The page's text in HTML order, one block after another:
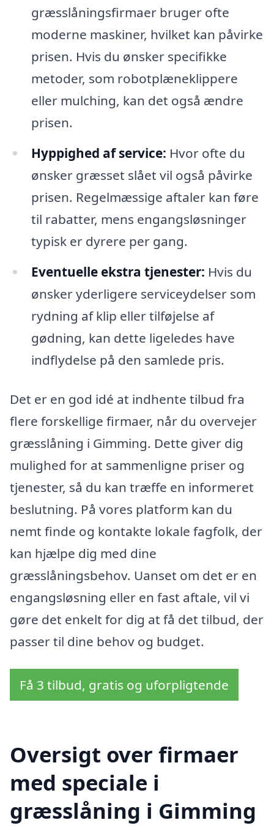
græsslåningsfirmaer bruger ofte
moderne maskiner, hvilket kan påvirke
prisen. Hvis du ønsker specifikke
metoder, som robotplæneklippere
eller mulching, kan det også ændre
prisen.
Hyppighed af service: Hvor ofte du
ønsker græsset slået vil også påvirke
prisen. Regelmæssige aftaler kan føre
til rabatter, mens engangsløsninger
typisk er dyrere per gang.
Eventuelle ekstra tjenester: Hvis du
ønsker yderligere serviceydelser som
rydning af klip eller tilføjelse af
gødning, kan dette ligeledes have
indflydelse på den samlede pris.
Det er en god idé at indhente tilbud fra
flere forskellige firmaer, når du overvejer
græsslåning i Gimming. Dette giver dig
mulighed for at sammenligne priser og
tjenester, så du kan træffe en informeret
beslutning. På vores platform kan du
nemt finde og kontakte lokale fagfolk, der
kan hjælpe dig med dine
græsslåningsbehov. Uanset om det er en
engangsløsning eller en fast aftale, vil vi
gøre det enkelt for dig at få det tilbud, der
passer til dine behov og budget.
Få 3 tilbud, gratis og uforpligtende
Oversigt over firmaer
med speciale i
græsslåning i Gimming